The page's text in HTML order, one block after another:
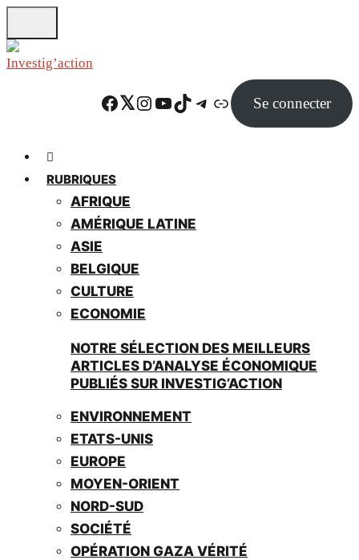
to
main
Facebook Twitter Instagram YouTube TikTok Telegram Lien Se connecter
RUBRIQUES
AFRIQUE
AMÉRIQUE LATINE
ASIE
BELGIQUE
CULTURE
ECONOMIE
NOTRE SÉLECTION DES MEILLEURS
ARTICLES D’ANALYSE ÉCONOMIQUE
PUBLIÉS SUR INVESTIG’ACTION
ENVIRONNEMENT
ETATS-UNIS
EUROPE
MOYEN-ORIENT
NORD-SUD
SOCIÉTÉ
OPÉRATION GAZA VÉRITÉ